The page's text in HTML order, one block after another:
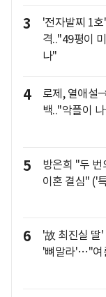
3
'전자발찌 1
격.."49평이
나"
4
로제, 열애설
백.."악플이
5
방은희 "두 번
이혼 결심" ('
6
'故 최진실 딸
'뼈말라'…"여